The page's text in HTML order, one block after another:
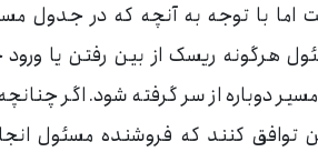
هرگونه ریسک از بین رفتن یا
مسیر دوباره از سر گرفته شود. اگر
توافق کنند که فروشنده مسئول